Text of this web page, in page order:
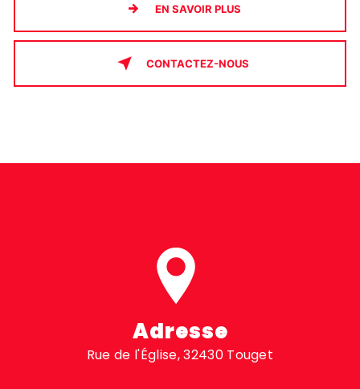
EN SAVOIR PLUS
CONTACTEZ-NOUS
Adresse
Rue de l'Église, 32430 Touget